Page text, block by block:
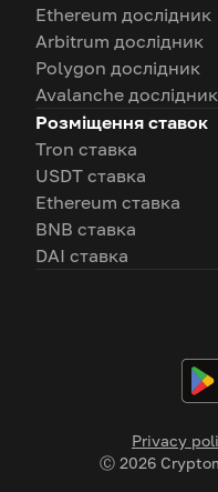
Privacy
Ⓒ 2026
Ethereum дослідник
Arbitrum дослідник
Polygon дослідник
Avalanche дослідник
Розміщення ставок
Tron ставка
USDT ставка
Ethereum ставка
BNB ставка
DAI ставка